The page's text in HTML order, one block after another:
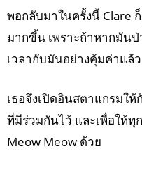
พอกลับมาในครั้งนี้ Clare
มากขึ้น เพราะถ้าหากมันป่
เวลากับมันอย่างคุ้มค่าแล้ว
เธอจึงเปิดอินสตาแกรมใ
ที่มีร่วมกันไว้ และเพื่อให้
Meow Meow ด้วย